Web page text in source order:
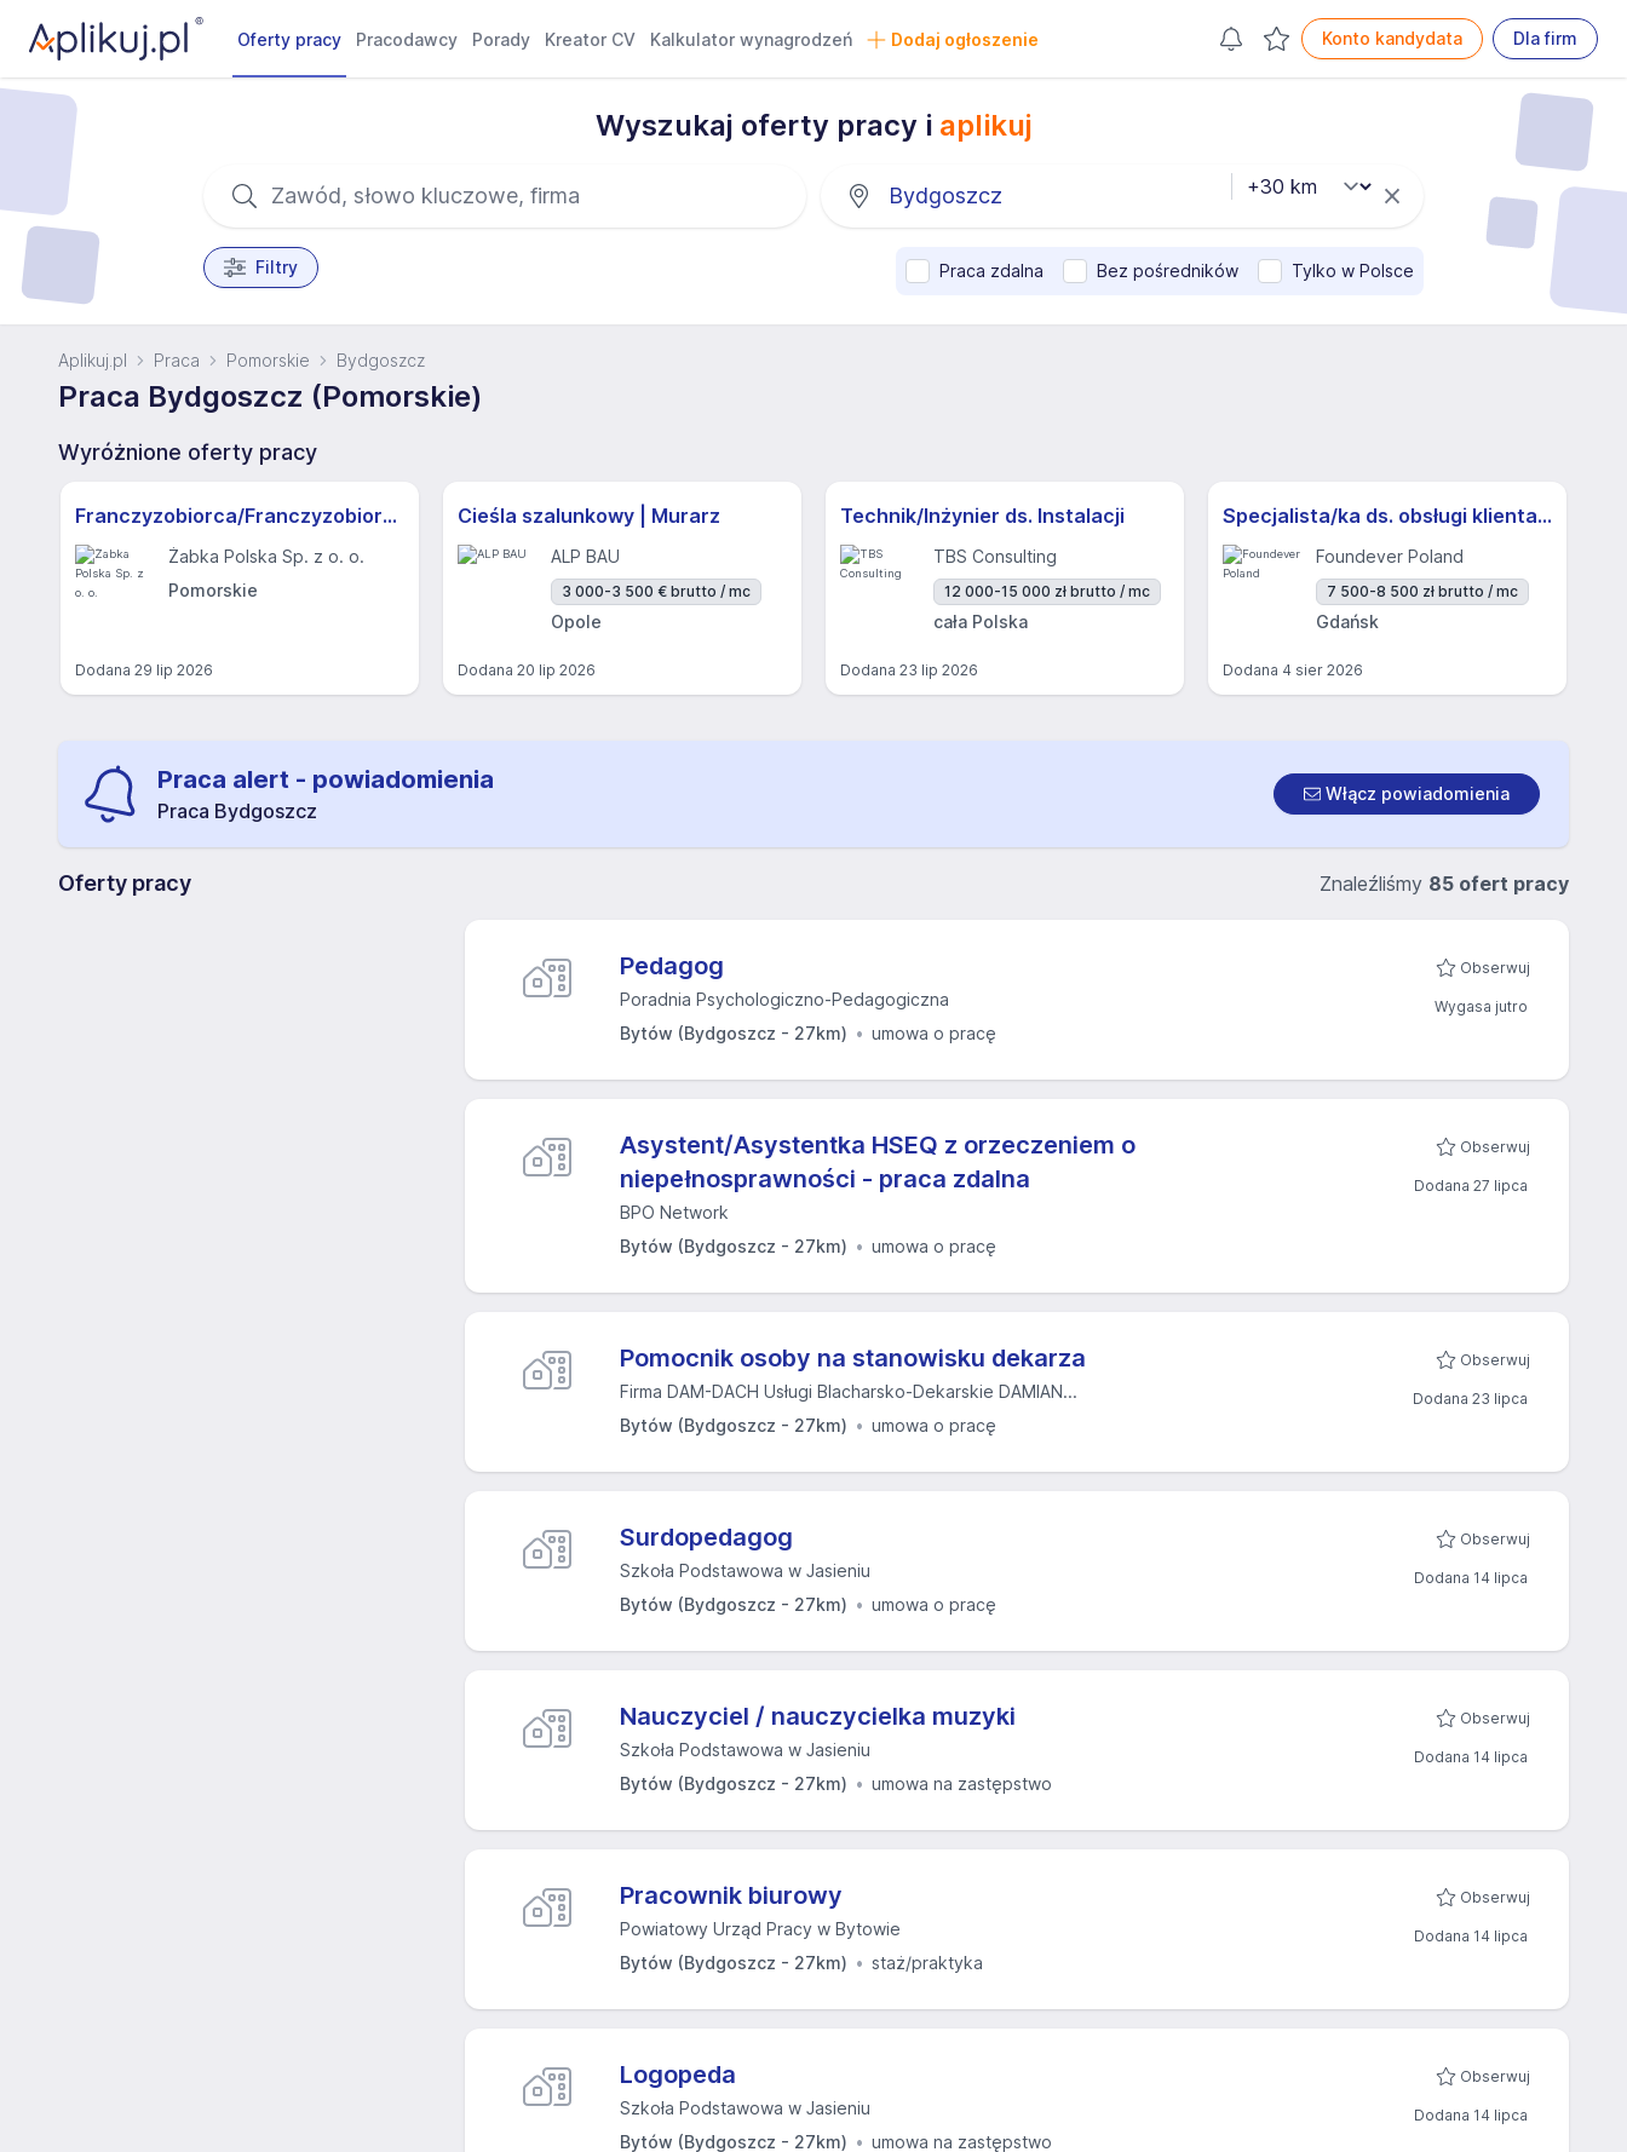
Oferty pracy Pracodawcy Porady Kreator CV Kalkulator wynagrodzeń Dodaj ogłoszenie Konto kandydata Dla firm
Wyszukaj oferty pracy i aplikuj
Filtry Praca zdalna Bez pośredników Tylko w Polsce
Aplikuj.pl Praca Pomorskie Bydgoszcz
Praca Bydgoszcz (Pomorskie)
Wyróżnione oferty pracy
Franczyzobiorca/Franczyzobiorczyni sklepu Żabka
Żabka Polska Sp. z o. o.
Pomorskie
Dodana 29 lip 2026
Cieśla szalunkowy | Murarz
ALP BAU
3 000-3 500 € brutto / mc
Opole
Dodana 20 lip 2026
Technik/Inżynier ds. Instalacji
TBS Consulting
12 000-15 000 zł brutto / mc
cała Polska
Dodana 23 lip 2026
Specjalista/ka ds. obsługi klienta z j.niemieckim
Foundever Poland
7 500-8 500 zł brutto / mc
Gdańsk
Dodana 4 sier 2026
Praca alert - powiadomienia
Praca Bydgoszcz
Włącz powiadomienia
Oferty pracy Znaleźliśmy 85 ofert pracy
Pedagog
Poradnia Psychologiczno-Pedagogiczna
Bytów (Bydgoszcz - 27km)
umowa o pracę
Obserwuj
Wygasa jutro
Asystent/Asystentka HSEQ z orzeczeniem o
niepełnosprawności - praca zdalna
BPO Network
Bytów (Bydgoszcz - 27km)
umowa o pracę
Obserwuj
Dodana 27 lipca
Pomocnik osoby na stanowisku dekarza
Firma DAM-DACH Usługi Blacharsko-Dekarskie DAMIAN...
Bytów (Bydgoszcz - 27km)
umowa o pracę
Obserwuj
Dodana 23 lipca
Surdopedagog
Szkoła Podstawowa w Jasieniu
Bytów (Bydgoszcz - 27km)
umowa o pracę
Obserwuj
Dodana 14 lipca
Nauczyciel / nauczycielka muzyki
Szkoła Podstawowa w Jasieniu
Bytów (Bydgoszcz - 27km)
umowa na zastępstwo
Obserwuj
Dodana 14 lipca
Pracownik biurowy
Powiatowy Urząd Pracy w Bytowie
Bytów (Bydgoszcz - 27km)
staż/praktyka
Obserwuj
Dodana 14 lipca
Logopeda
Szkoła Podstawowa w Jasieniu
Bytów (Bydgoszcz - 27km)
umowa na zastępstwo
Obserwuj
Dodana 14 lipca